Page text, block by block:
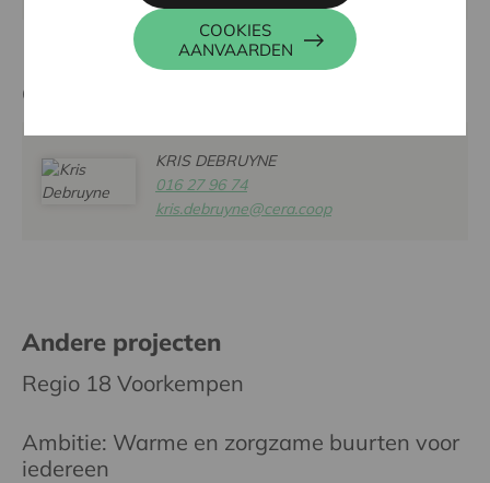
Contactpersoon
KRIS DEBRUYNE
016 27 96 74
kris.debruyne@cera.coop
Andere projecten
Regio 18 Voorkempen
Ambitie: Warme en zorgzame buurten voor
iedereen
COOKIES
AANVAARDEN